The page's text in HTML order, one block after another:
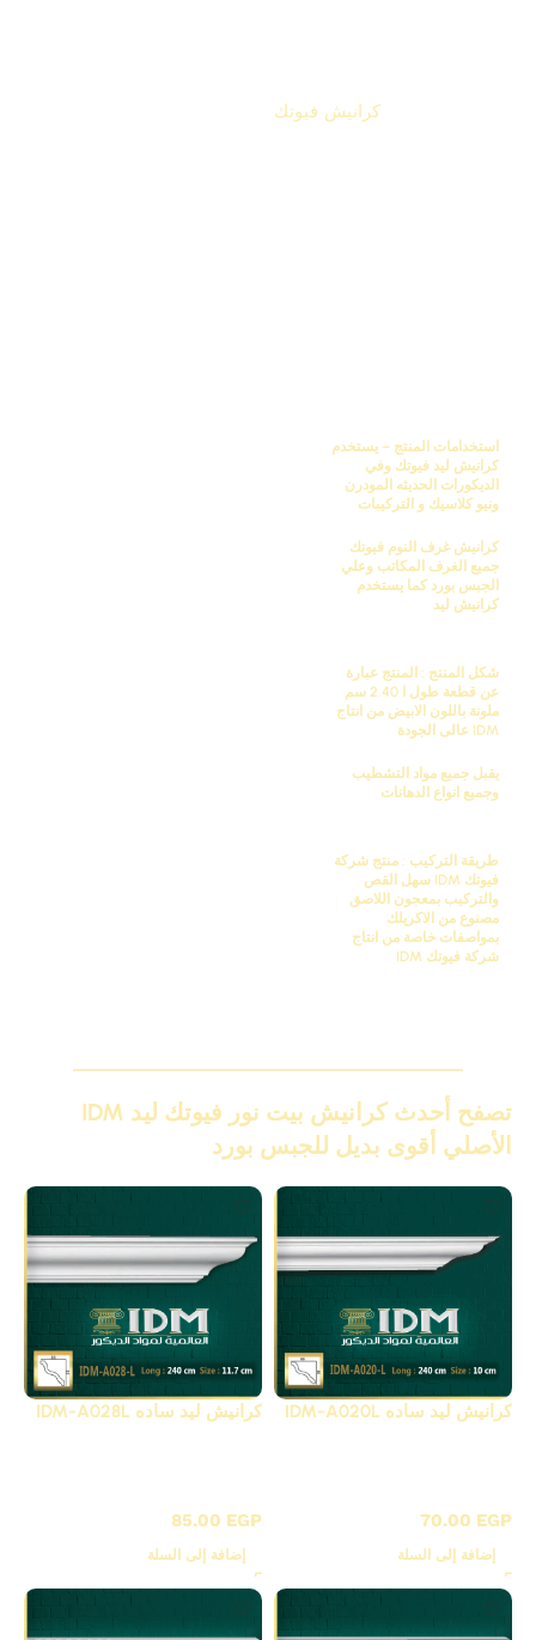
كرانيش فيوتك
استخدامات المنتج – يستخدم
كرانيش ليد فيوتك وفي
الديكورات الحديثه المودرن
ونيو كلاسيك و التركيبات
كرانيشغرف النوم فيوتك
جميع الغرف المكاتب وعلي
الجبس بورد كما يستخدم
كرانيش ليد
شكل المنتج : المنتج عبارة
عن قطعة طول ا 2.40 سم
ملونة باللون الابيض من انتاج
IDM عالى الجودة
يقبل جميع مواد التشطيب
وجميع انواع الدهانات
طريقة التركيب : منتج شركة
فيوتك IDM سهل القص
والتركيب بمعجون اللاصق
مصنوع من الاكريلك
بمواصفات خاصة من انتاج
شركة فيوتك IDM
تصفح أحدث كرانيش بيت نور فيوتك ليد IDM
الأصلي أقوى بديل للجبس بورد
كرانيش ليد ساده IDM-A020L
70.00 EGP
إضافة إلى السلة
كرانيش ليد ساده IDM-A028L
85.00 EGP
إضافة إلى السلة